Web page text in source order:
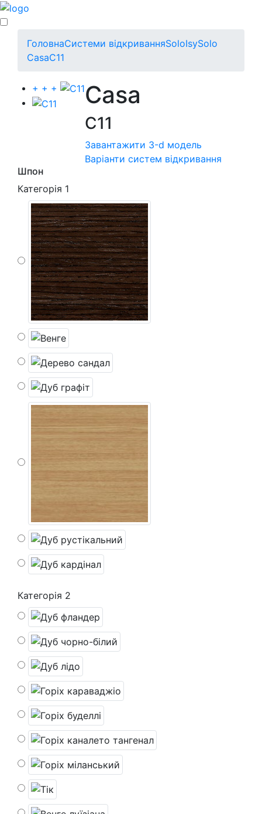
ГоловнаСистеми відкриванняSoloIsySolo
CasaC11
+ + + Casa
C11
Завантажити 3-d модель
Варіанти систем відкривання
Шпон
Категорія 1
Категорія 2